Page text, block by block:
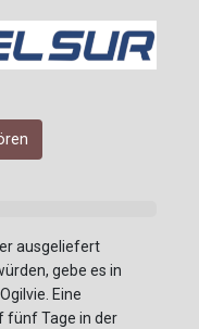
ausgeliefert
gebe es in
Eine
fünf Tage in der